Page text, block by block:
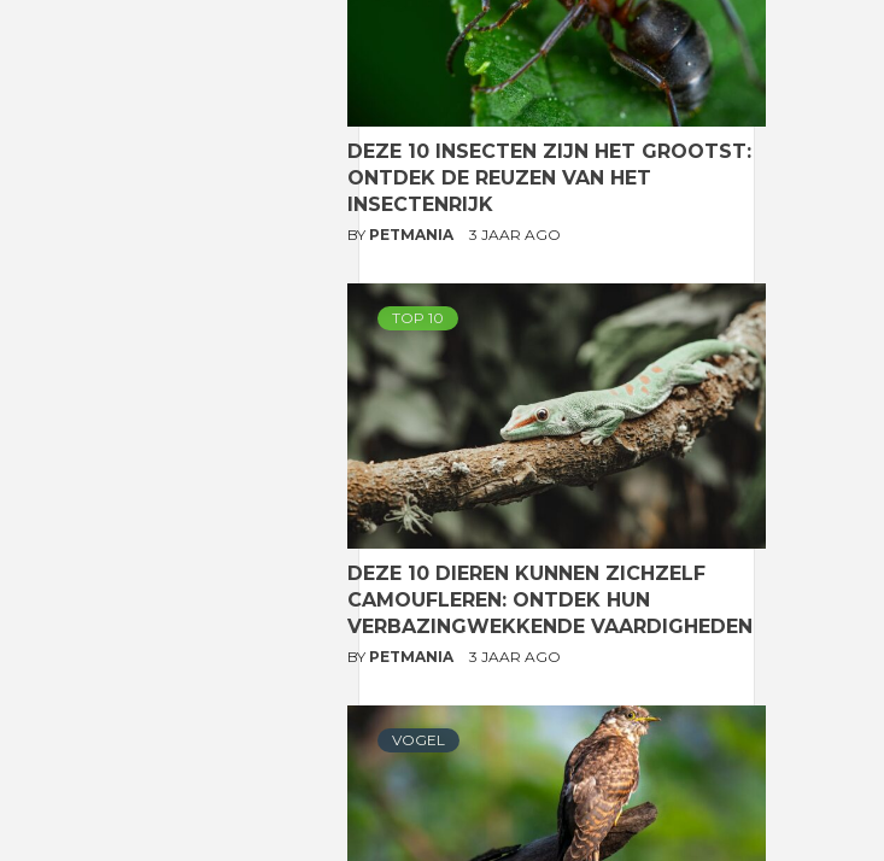
DEZE 10 INSECTEN ZIJN HET GROOTST:
ONTDEK DE REUZEN VAN HET
INSECTENRIJK
BY PETMANIA 3 JAAR AGO
TOP 10
DEZE 10 DIEREN KUNNEN ZICHZELF
CAMOUFLEREN: ONTDEK HUN
VERBAZINGWEKKENDE VAARDIGHEDEN
BY PETMANIA 3 JAAR AGO
VOGEL